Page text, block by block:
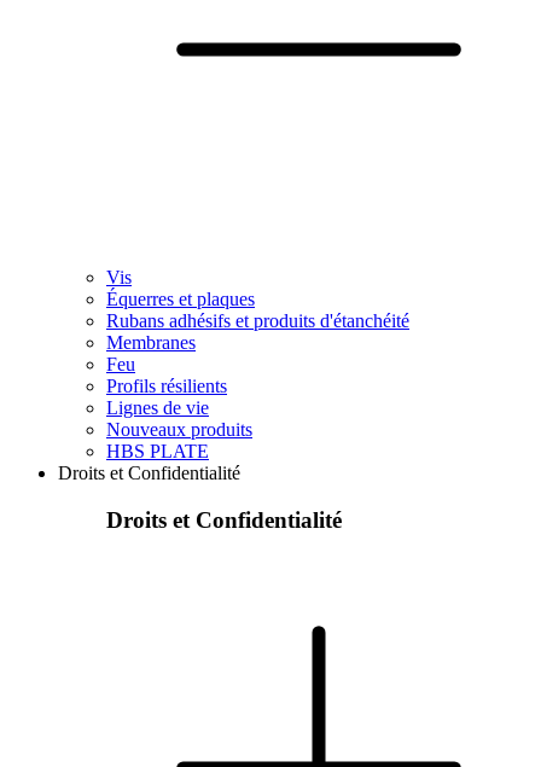
Vis
Équerres et plaques
Rubans adhésifs et produits d'étanchéité
Membranes
Feu
Profils résilients
Lignes de vie
Nouveaux produits
HBS PLATE
Droits et Confidentialité
Droits et Confidentialité